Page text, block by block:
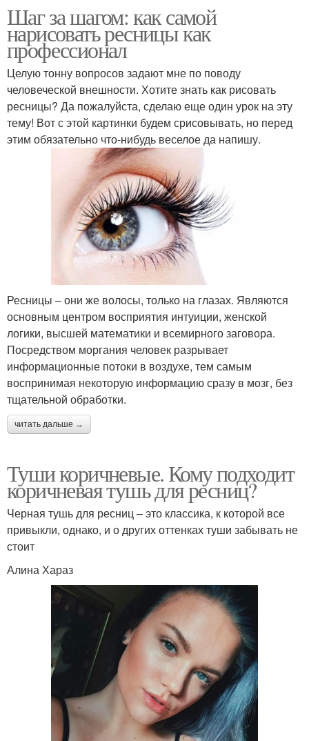
Шаг за шагом: как самой
нарисовать ресницы как
профессионал
Целую тонну вопросов задают мне по поводу
человеческой внешности. Хотите знать как рисовать
ресницы? Да пожалуйста, сделаю еще один урок на эту
тему! Вот с этой картинки будем срисовывать, но перед
этим обязательно что-нибудь веселое да напишу.
Ресницы – они же волосы, только на глазах. Являются
основным центром восприятия интуиции, женской
логики, высшей математики и всемирного заговора.
Посредством моргания человек разрывает
информационные потоки в воздухе, тем самым
воспринимая некоторую информацию сразу в мозг, без
тщательной обработки.
читать дальше →
Туши коричневые. Кому подходит
коричневая тушь для ресниц?
Черная тушь для ресниц – это классика, к которой все
привыкли, однако, и о других оттенках туши забывать не
стоит
Алина Хараз